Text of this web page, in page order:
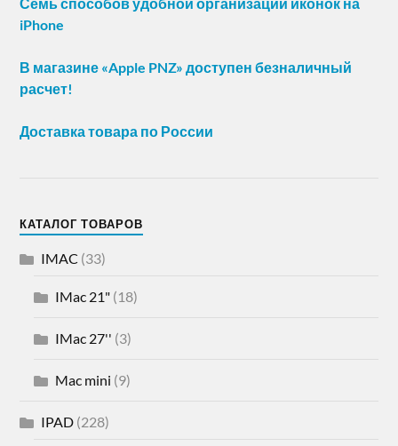
Семь способов удобной организации иконок на
iPhone
В магазине «Apple PNZ» доступен безналичный
расчет!
Доставка товара по России
КАТАЛОГ ТОВАРОВ
IMAC (33)
IMac 21" (18)
IMac 27'' (3)
Mac mini (9)
IPAD (228)